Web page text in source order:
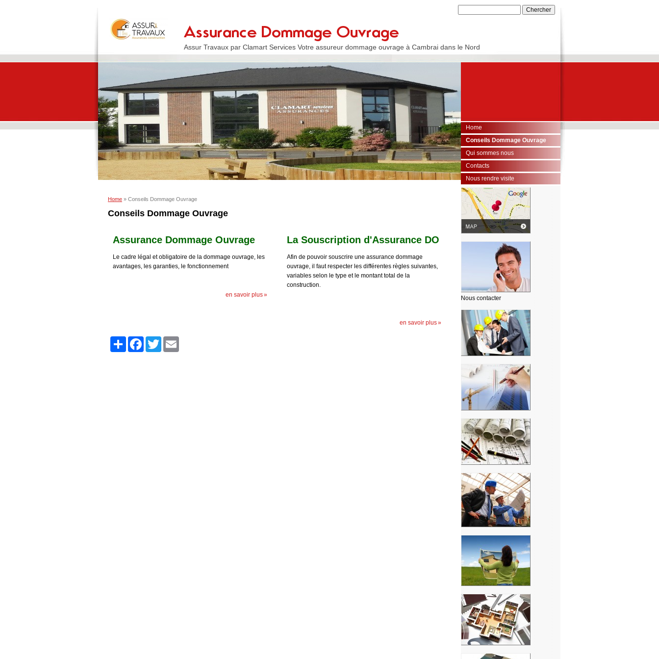
Assur Travaux par Clamart Services Votre assureur dommage ouvrage à Cambrai dans le Nord
Home » Conseils Dommage Ouvrage
Conseils Dommage Ouvrage
Assurance Dommage Ouvrage
Le cadre légal et obligatoire de la dommage ouvrage, les
avantages, les garanties, le fonctionnement
en savoir plus
La Souscription d'Assurance DO
Afin de pouvoir souscrire une assurance dommage
ouvrage, il faut respecter les différentes règles suivantes,
variables selon le type et le montant total de la
construction.
en savoir plus
Share FacebookTwitter
Home
Conseils Dommage Ouvrage
Qui sommes nous
Contacts
Nous rendre visite
Nous contacter